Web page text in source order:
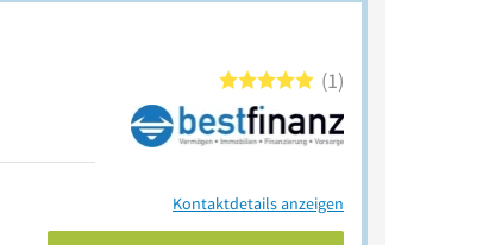
1
Kontaktdetails anzeigen